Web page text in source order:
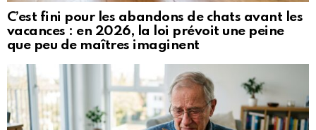
C’est fini pour les abandons de chats avant les
vacances : en 2026, la loi prévoit une peine
que peu de maîtres imaginent